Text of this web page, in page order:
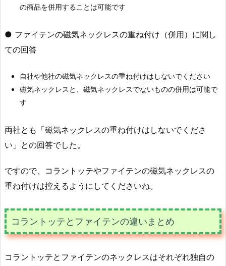
の商品を併用することは可能です
● ファイテンの磁気ネックレスの重ね付け（併用）に関し
ての回答
自社や他社の磁気ネックレスの重ね付けはしないでください
磁気ネックレスと、磁気ネックレスでないものの併用は可能で
す
両社とも「磁気ネックレスの重ね付けはしないでくださ
い」との回答でした。
ですので、コラントッテやファイテンの磁気ネックレスの
重ね付けは控えるようにしてくださいね。
コラントッテとファイテンの違いまとめ
コラントッテとファイテンのネックレスはそれぞれ独自の